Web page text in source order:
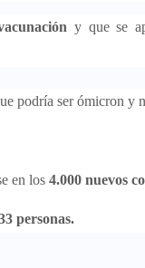
y que se
podría ser ómicron y
en los 4.000 nuevos
personas.